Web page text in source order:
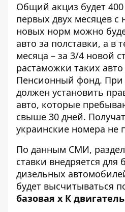
Общий акциз будет
первых двух месяцев с
новых норм можно
авто за полставки, а в
месяца – за 3/4 новой
растаможки таких
Пенсионный фонд. При
должен установить
авто, которые
свыше 30 дней.
украинские номера не
По данным СМИ,
ставки внедряется для
дизельных
будет высчитываться
базовая х К